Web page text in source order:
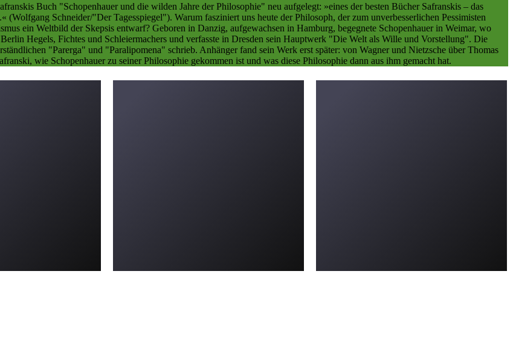
Buch "Schopenhauer und die wilden Jahre der Philosophie" neu aufgelegt: »eines der besten Bücher Safranskis – das
Schneider/"Der Tagesspiegel"). Warum fasziniert uns heute der Philosoph, der zum unverbesserlichen Pessimisten
ein Weltbild der Skepsis entwarf? Geboren in Danzig, aufgewachsen in Hamburg, begegnete Schopenhauer in Weimar, wo
Hegels, Fichtes und Schleiermachers und verfasste in Dresden sein Hauptwerk "Die Welt als Wille und Vorstellung". Die
"Parerga" und "Paralipomena" schrieb. Anhänger fand sein Werk erst später: von Wagner und Nietzsche über Thomas
wie Schopenhauer zu seiner Philosophie gekommen ist und was diese Philosophie dann aus ihm gemacht hat.